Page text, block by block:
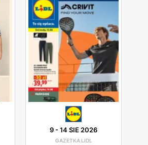
9-14 SIE 2026
GAZETKA LIDL